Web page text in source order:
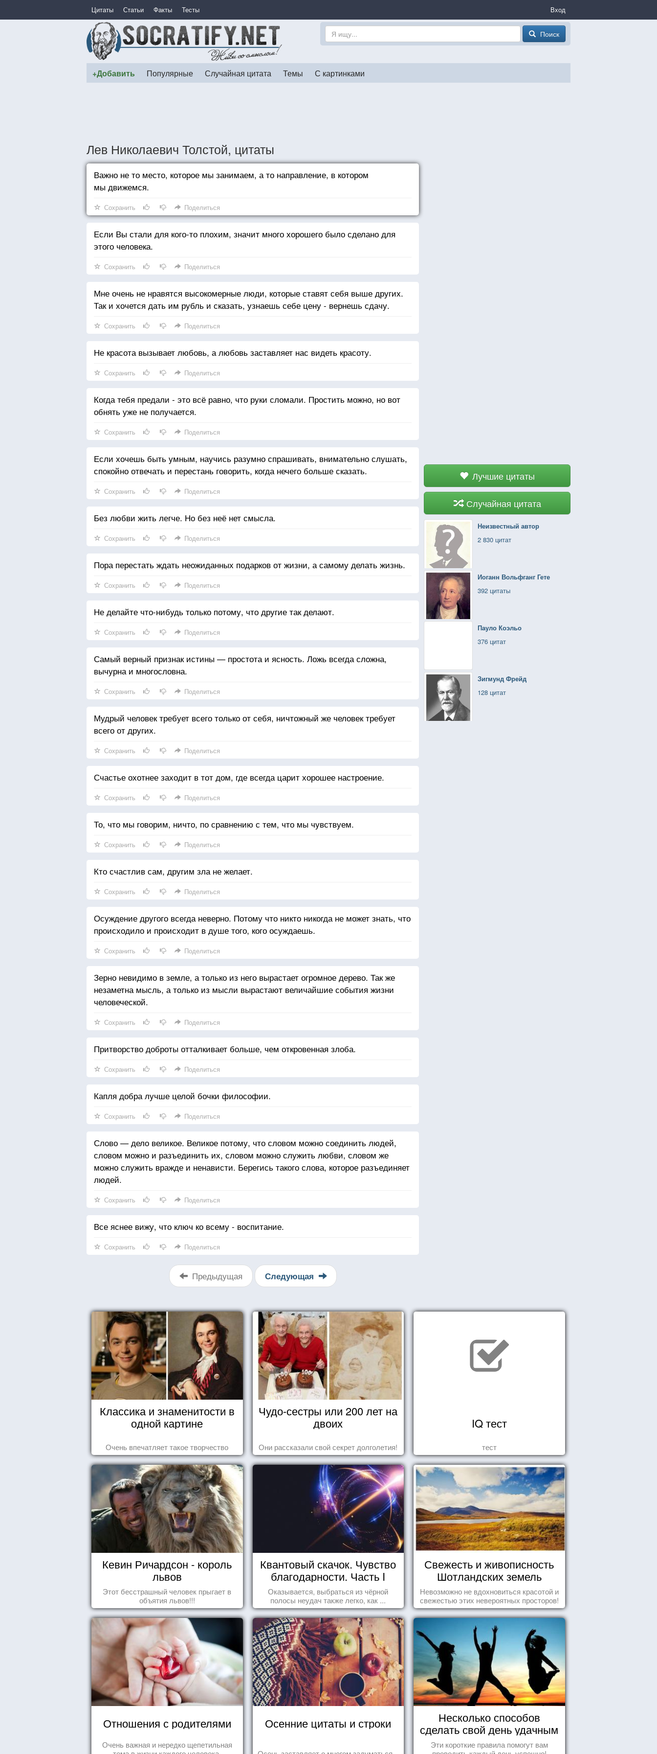
Цитаты Статьи Факты Тесты Вход
Поиск
+Добавить Популярные Случайная цитата Темы С картинками
Лев Николаевич Толстой, цитаты
Лучшие цитаты
Случайная цитата
Неизвестный автор
2 830 цитат
Иоганн Вольфганг Гете
392 цитаты
Пауло Коэльо
376 цитат
Зигмунд Фрейд
128 цитат
Важно не то место, которое мы занимаем, а то направление, в котором
мы движемся.
Сохранить Поделиться
Если Вы стали для кого-то плохим, значит много хорошего было сделано для
этого человека.
Сохранить Поделиться
Мне очень не нравятся высокомерные люди, которые ставят себя выше других.
Так и хочется дать им рубль и сказать, узнаешь себе цену - вернешь сдачу.
Сохранить Поделиться
Не красота вызывает любовь, а любовь заставляет нас видеть красоту.
Сохранить Поделиться
Когда тебя предали - это всё равно, что руки сломали. Простить можно, но вот
обнять уже не получается.
Сохранить Поделиться
Если хочешь быть умным, научись разумно спрашивать, внимательно слушать,
спокойно отвечать и перестань говорить, когда нечего больше сказать.
Сохранить Поделиться
Без любви жить легче. Но без неё нет смысла.
Сохранить Поделиться
Пора перестать ждать неожиданных подарков от жизни, а самому делать жизнь.
Сохранить Поделиться
Не делайте что-нибудь только потому, что другие так делают.
Сохранить Поделиться
Самый верный признак истины — простота и ясность. Ложь всегда сложна,
вычурна и многословна.
Сохранить Поделиться
Мудрый человек требует всего только от себя, ничтожный же человек требует
всего от других.
Сохранить Поделиться
Счастье охотнее заходит в тот дом, где всегда царит хорошее настроение.
Сохранить Поделиться
То, что мы говорим, ничто, по сравнению с тем, что мы чувствуем.
Сохранить Поделиться
Кто счастлив сам, другим зла не желает.
Сохранить Поделиться
Осуждение другого всегда неверно. Потому что никто никогда не может знать, что
происходило и происходит в душе того, кого осуждаешь.
Сохранить Поделиться
Зерно невидимо в земле, а только из него вырастает огромное дерево. Так же
незаметна мысль, а только из мысли вырастают величайшие события жизни
человеческой.
Сохранить Поделиться
Притворство доброты отталкивает больше, чем откровенная злоба.
Сохранить Поделиться
Капля добра лучше целой бочки философии.
Сохранить Поделиться
Слово — дело великое. Великое потому, что словом можно соединить людей,
словом можно и разъединить их, словом можно служить любви, словом же
можно служить вражде и ненависти. Берегись такого слова, которое разъединяет
людей.
Сохранить Поделиться
Все яснее вижу, что ключ ко всему - воспитание.
Сохранить Поделиться
Предыдущая Следующая
Классика и знаменитости в
одной картине
Очень впечатляет такое творчество
Чудо-сестры или 200 лет на
двоих
Они рассказали свой секрет долголетия!
IQ тест
тест
Кевин Ричардсон - король
львов
Этот бесстрашный человек прыгает в
объятия львов!!!
Квантовый скачок. Чувство
благодарности. Часть I
Оказывается, выбраться из чёрной
полосы неудач также легко, как ...
Свежесть и живописность
Шотландских земель
Невозможно не вдохновиться красотой и
свежестью этих невероятных просторов!
Отношения с родителями
Очень важная и нередко щепетильная
Осенние цитаты и строки
Несколько способов
сделать свой день удачным
Эти короткие правила помогут вам